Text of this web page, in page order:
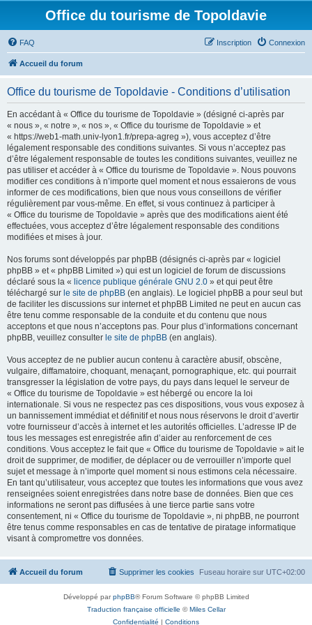
Office du tourisme de Topoldavie
FAQ Connexion
Inscription
Accueil du forum
Office du tourisme de Topoldavie - Conditions d’utilisation
En accédant à « Office du tourisme de Topoldavie » (désigné ci-après par
« nous », « notre », « nos », « Office du tourisme de Topoldavie » et
« https://web1-math.univ-lyon1.fr/prepa-agreg »), vous acceptez d’être
légalement responsable des conditions suivantes. Si vous n’acceptez pas
d’être légalement responsable de toutes les conditions suivantes, veuillez ne
pas utiliser et accéder à « Office du tourisme de Topoldavie ». Nous pouvons
modifier ces conditions à n’importe quel moment et nous essaierons de vous
informer de ces modifications, bien que nous vous conseillons de vérifier
régulièrement par vous-même. En effet, si vous continuez à participer à
« Office du tourisme de Topoldavie » après que des modifications aient été
effectuées, vous acceptez d’être légalement responsable des conditions
modifiées et mises à jour.
Nos forums sont développés par phpBB (désignés ci-après par « logiciel
phpBB » et « phpBB Limited ») qui est un logiciel de forum de discussions
déclaré sous la « licence publique générale GNU 2.0 » et qui peut être
téléchargé sur le site de phpBB (en anglais). Le logiciel phpBB a pour seul but
de faciliter les discussions sur internet et phpBB Limited ne peut en aucun cas
être tenu comme responsable de la conduite et du contenu que nous
acceptons et que nous n’acceptons pas. Pour plus d’informations concernant
phpBB, veuillez consulter le site de phpBB (en anglais).
Vous acceptez de ne publier aucun contenu à caractère abusif, obscène,
vulgaire, diffamatoire, choquant, menaçant, pornographique, etc. qui pourrait
transgresser la législation de votre pays, du pays dans lequel le serveur de
« Office du tourisme de Topoldavie » est hébergé ou encore la loi
internationale. Si vous ne respectez pas ces dispositions, vous vous exposez à
un bannissement immédiat et définitif et nous nous réservons le droit d’avertir
votre fournisseur d’accès à internet et les autorités officielles. L’adresse IP de
tous les messages est enregistrée afin d’aider au renforcement de ces
conditions. Vous acceptez le fait que « Office du tourisme de Topoldavie » ait le
droit de supprimer, de modifier, de déplacer ou de verrouiller n’importe quel
sujet et message à n’importe quel moment si nous estimons cela nécessaire.
En tant qu’utilisateur, vous acceptez que toutes les informations que vous avez
renseignées soient enregistrées dans notre base de données. Bien que ces
informations ne seront pas diffusées à une tierce partie sans votre
consentement, ni « Office du tourisme de Topoldavie », ni phpBB, ne pourront
être tenus comme responsables en cas de tentative de piratage informatique
visant à compromettre vos données.
Accueil du forum Fuseau horaire sur UTC+02:00
Supprimer les cookies
Développé parphpBB® Forum Software © phpBB Limited
Traduction française officielle ©Miles Cellar
Confidentialité | Conditions